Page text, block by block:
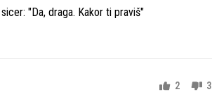
"Da, draga. Kakor ti praviš"
2 3